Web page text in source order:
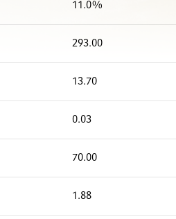
11.0%
293.00
13.70
0.03
70.00
1.88